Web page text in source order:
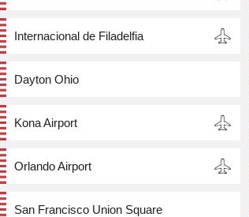
Internacional de Filadelfia
Dayton Ohio
Kona Airport
Orlando Airport
San Francisco Union Square